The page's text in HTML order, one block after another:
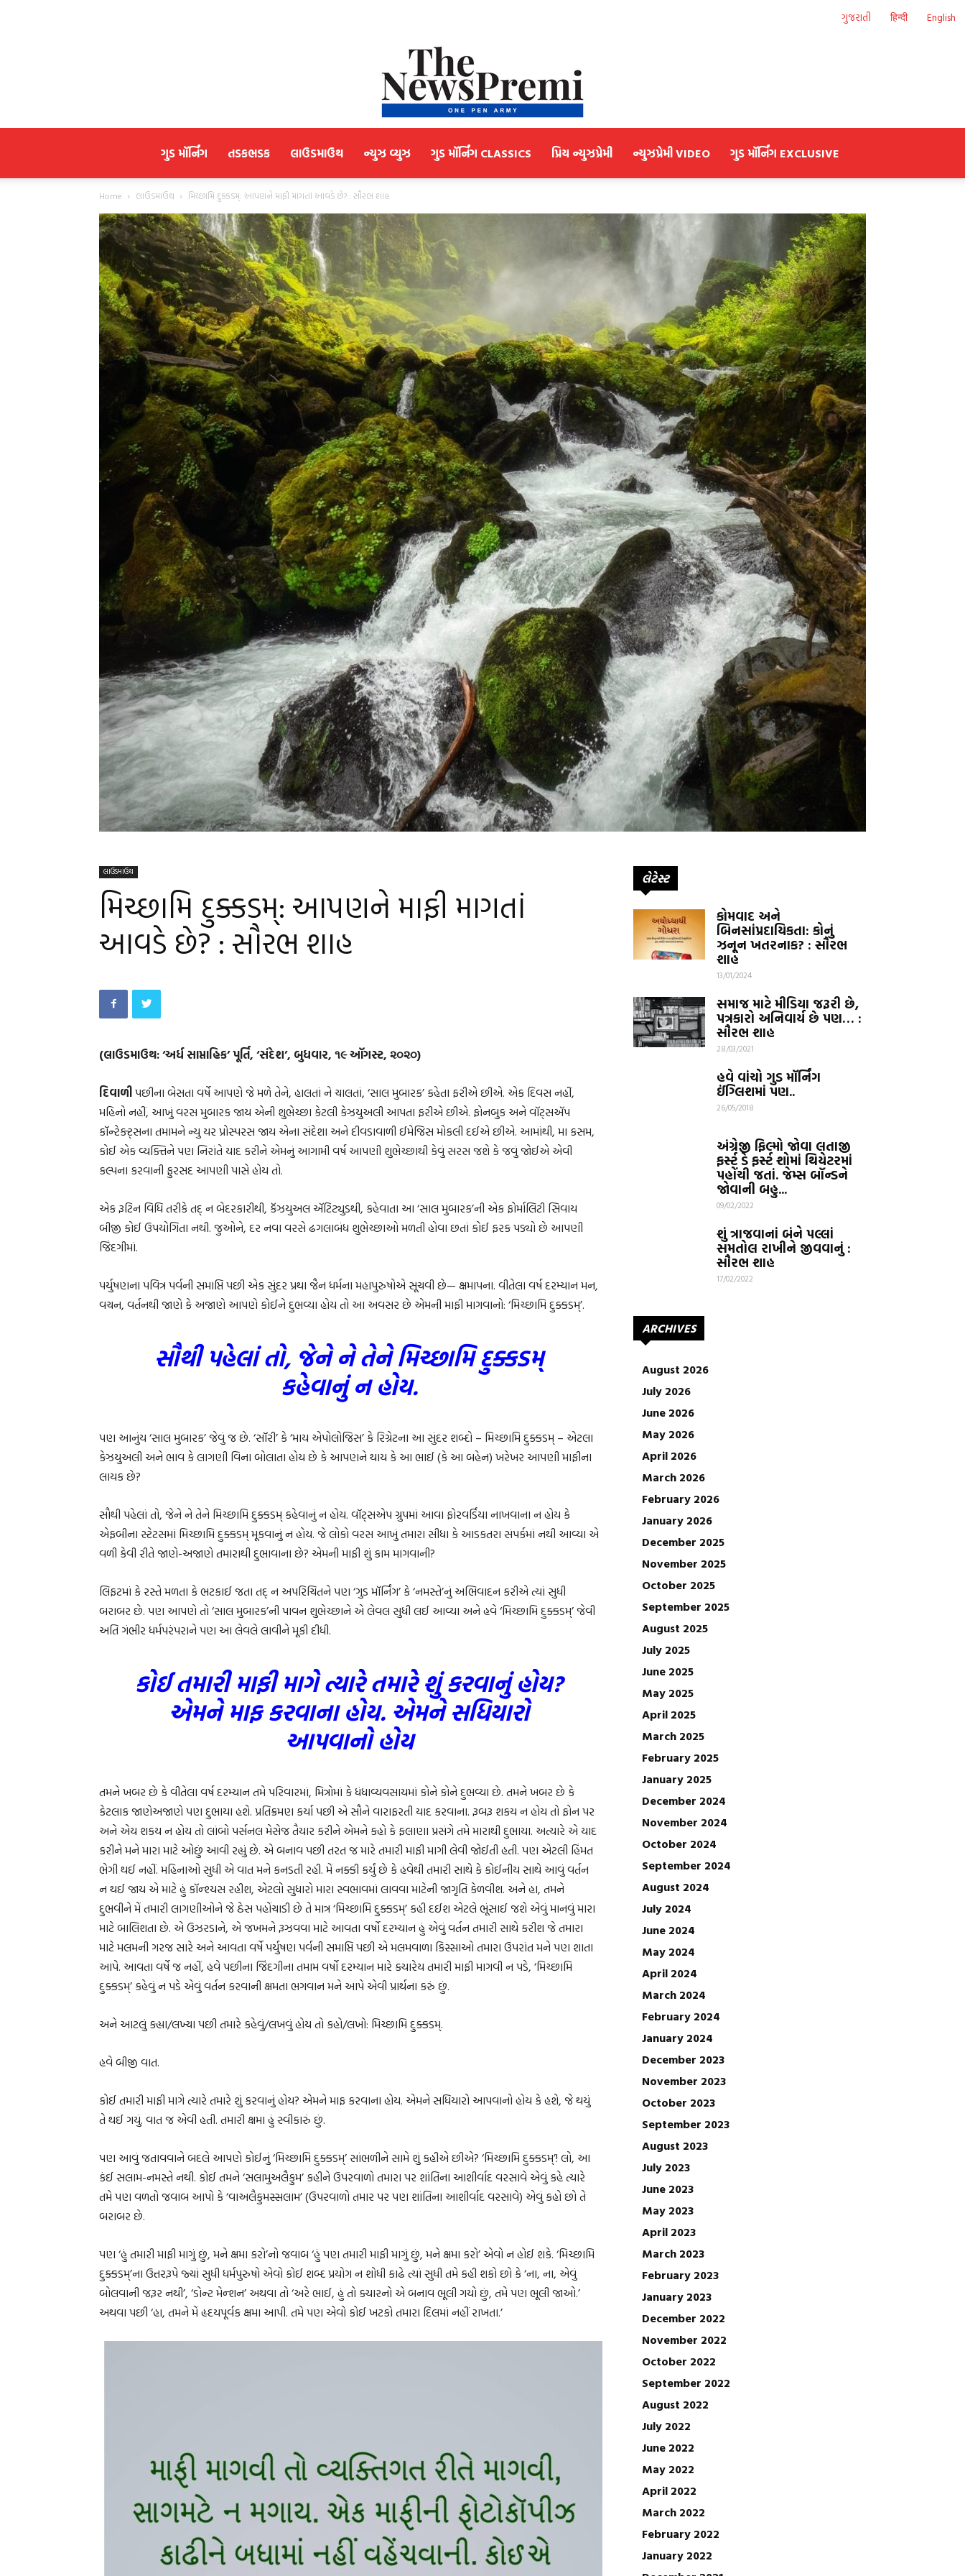
ગુજરાતી हिन्दी English
ગુડ મૉર્નિંગ તડકભડક લાઉડમાઉથ ન્યુઝ વ્યુઝ ગુડ મૉર્નિંગ CLASSICS પ્રિય ન્યુઝપ્રેમી ન્યુઝપ્રેમી VIDEO ગુડ મૉર્નિંગ EXCLUSIVE
Home લાઉડમાઉથ મિચ્છામિ દુક્કડમ્: આપણને માફી માગતાં આવડે છે? : સૌરભ શાહ
લાઉડમાઉથ
મિચ્છામિ દુક્કડમ્: આપણને માફી માગતાં
આવડે છે? : સૌરભ શાહ
(લાઉડમાઉથ: ‘અર્ધ સાપ્તાહિક’ પૂર્તિ, ‘સંદેશ’, બુધવાર, ૧૯ ઑગસ્ટ, ૨૦૨૦)
દિવાળીપછીના બેસતા વર્ષે આપણે જે મળે તેને, હાલતાં ને ચાલતાં, ‘સાલ મુબારક’ કહેતા ફરીએ છીએ. એક દિવસ નહીં,
મહિનો નહીં, આખું વરસ મુબારક જાય એની શુભેચ્છા કેટલી કેઝયુઅલી આપતા ફરીએ છીએ. ફોનબુક અને વૉટ્સઍપ
કૉન્ટેક્ટ્સના તમામને ન્યુ યર પ્રોસ્પરસ જાય એના સંદેશા અને દીવડાવાળી ઈમેજિસ મોકલી દઈએ છીએ. આમાંથી, મા કસમ,
કોઈ એક વ્યક્તિને પણ નિરાંતે યાદ કરીને એમનું આગામી વર્ષ આપણી શુભેચ્છાથી કેવું સરસ જશે કે જવું જોઈએ એવી
કલ્પના કરવાની ફુરસદ આપણી પાસે હોય તો.
એક રૂટિન વિધિ તરીકે તદ્ ન બેદરકારીથી, કૅઝયુઅલ ઍટિટ્યુડથી, કહેવાતા આ ‘સાલ મુબારક’ની એક ફોર્માલિટી સિવાય
બીજી કોઈ ઉપયોગિતા નથી. જુઓને, દર નવા વરસે ઢગલાબંધ શુભેચ્છાઓ મળતી હોવા છતાં કોઈ ફરક પડ્યો છે આપણી
જિંદગીમાં.
પર્યુષણના પવિત્ર પર્વની સમાપ્તિ પછી એક સુંદર પ્રથા જૈન ધર્મના મહાપુરુષોએ સૂચવી છે— ક્ષમાપના. વીતેલા વર્ષ દરમ્યાન મન,
વચન, વર્તનથી જાણે કે અજાણે આપણે કોઈને દુભવ્યા હોય તો આ અવસર છે એમની માફી માગવાનો: ‘મિચ્છામિ દુક્કડમ્’.
સૌથી પહેલાં તો, જેને ને તેને મિચ્છામિ દુક્કડમ્
કહેવાનું ન હોય.
પણ આનુંય ‘સાલ મુબારક’ જેવું જ છે. ‘સૉરી’ કે ‘માય એપોલોજિસ’ કે રિગ્રેટના આ સુંદર શબ્દો – મિચ્છામિ દુક્કડમ્ – એટલા
કેઝયુઅલી અને ભાવ કે લાગણી વિના બોલાતા હોય છે કે આપણને થાય કે આ ભાઈ (કે આ બહેન) ખરેખર આપણી માફીના
લાયક છે?
સૌથી પહેલાં તો, જેને ને તેને મિચ્છામિ દુક્કડમ્ કહેવાનું ન હોય. વૉટ્સએપ ગ્રુપમાં આવા ફોરવર્ડિયા નાખવાના ન હોય કે
એફબીના સ્ટેટસમાં મિચ્છામિ દુક્કડમ્ મૂકવાનું ન હોય. જે લોકો વરસ આખું તમારા સીધા કે આડકતરા સંપર્કમાં નથી આવ્યા એ
વળી કેવી રીતે જાણે-અજાણે તમારાથી દુભાવાના છે? એમની માફી શું કામ માગવાની?
લિફટમાં કે રસ્તે મળતા કે ભટકાઈ જતા તદ્ ન અપરિચિતને પણ ‘ગુડ મૉર્નિંગ’ કે ‘નમસ્તે’નું અભિવાદન કરીએ ત્યાં સુધી
બરાબર છે. પણ આપણે તો ‘સાલ મુબારક’ની પાવન શુભેચ્છાને એ લેવલ સુધી લઈ આવ્યા અને હવે ‘મિચ્છામિ દુક્કડમ્’ જેવી
અતિ ગંભીર ધર્મપરંપરાને પણ આ લેવલે લાવીને મૂકી દીધી.
કોઈ તમારી માફી માગે ત્યારે તમારે શું કરવાનું હોય?
એમને માફ કરવાના હોય. એમને સધિયારો
આપવાનો હોય
તમને ખબર છે કે વીતેલા વર્ષ દરમ્યાન તમે પરિવારમાં, મિત્રોમાં કે ધંધાવ્યવસાયમાં કોને કોને દુભવ્યા છે. તમને ખબર છે કે
કેટલાક જાણેઅજાણે પણ દુભાયા હશે. પ્રતિક્રમણ કર્યા પછી એ સૌને વારાફરતી યાદ કરવાના. રૂબરૂ શકય ન હોય તો ફોન પર
અને એય શકય ન હોય તો લાંબો પર્સનલ મેસેજ તૈયાર કરીને એમને કહો કે ફલાણા પ્રસંગે તમે મારાથી દુભાયા. અત્યારે એ યાદ
કરીને મને મારા માટે ઓછું આવી રહ્યું છે. એ બનાવ પછી તરત જ મારે તમારી માફી માગી લેવી જોઈતી હતી. પણ એટલી હિંમત
ભેગી થઈ નહીં. મહિનાઓ સુધી એ વાત મને કનડતી રહી. મેં નક્કી કર્યું છે કે હવેથી તમારી સાથે કે કોઈનીય સાથે આવું વર્તન
ન થઈ જાય એ માટે હું કૉન્શ્યસ રહીશ, એટલો સુધારો મારા સ્વભાવમાં લાવવા માટેની જાગૃતિ કેળવીશ. અને હા, તમને
દુભવીને મેં તમારી લાગણીઓને જે ઠેસ પહોંચાડી છે તે માત્ર ‘મિચ્છામિ દુક્કડમ્’ કહી દઈશ એટલે ભૂંસાઈ જશે એવું માનવું મારા
માટે બાલિશતા છે. એ ઉઝરડાને, એ જખમને રૂઝવવા માટે આવતા વર્ષો દરમ્યાન હું એવું વર્તન તમારી સાથે કરીશ જે તમારા
માટે મલમની ગરજ સારે અને આવતા વર્ષે પર્યુષણ પર્વની સમાપ્તિ પછી એ મલમવાળા કિસ્સાઓ તમારા ઉપરાંત મને પણ શાતા
આપે. આવતા વર્ષે જ નહીં, હવે પછીના જિંદગીના તમામ વર્ષો દરમ્યાન મારે ક્યારેય તમારી માફી માગવી ન પડે, ‘મિચ્છામિ
દુક્કડમ્’ કહેવું ન પડે એવું વર્તન કરવાની ક્ષમતા ભગવાન મને આપે એવી પ્રાર્થના કરું છું.
અને આટલું કહ્યા/લખ્યા પછી તમારે કહેવું/લખવું હોય તો કહો/લખો: મિચ્છામિ દુક્કડમ્.
હવે બીજી વાત.
કોઈ તમારી માફી માગે ત્યારે તમારે શું કરવાનું હોય? એમને માફ કરવાના હોય. એમને સધિયારો આપવાનો હોય કે હશે, જે થયું
તે થઈ ગયું. વાત જ એવી હતી. તમારી ક્ષમા હું સ્વીકારું છું.
પણ આવું જતાવવાને બદલે આપણે કોઈનું ‘મિચ્છામિ દુક્કડમ્’ સાંભળીને સામે શું કહીએ છીએ? ‘મિચ્છામિ દુક્કડમ્’! લો, આ
કંઈ સલામ-નમસ્તે નથી. કોઈ તમને ‘સલામુઅલૈકુમ’ કહીને ઉપરવાળો તમારા પર શાંતિના આશીર્વાદ વરસાવે એવું કહે ત્યારે
તમે પણ વળતો જવાબ આપો કે ‘વાઅલૈકુમસ્સલામ’ (ઉપરવાળો તમાર પર પણ શાંતિના આશીર્વાદ વરસાવે) એવું કહો છો તે
બરાબર છે.
પણ ‘હું તમારી માફી માગું છું, મને ક્ષમા કરો’નો જવાબ ‘હું પણ તમારી માફી માગું છું, મને ક્ષમા કરો’ એવો ન હોઈ શકે. ‘મિચ્છામિ
દુક્કડમ્’ના ઉત્તરરૂપે જ્યાં સુધી ધર્મપુરુષો એવો કોઈ શબ્દ પ્રયોગ ન શોધી કાઢે ત્યાં સુધી તમે કહી શકો છો કે ‘ના, ના, એવું
બોલવાની જરૂર નથી’, ‘ડોન્ટ મેન્શન’ અથવા તો ‘અરે ભાઈ, હું તો ક્યારનો એ બનાવ ભૂલી ગયો છું, તમે પણ ભૂલી જાઓ.’
અથવા પછી ‘હા, તમને મેં હૃદયપૂર્વક ક્ષમા આપી. તમે પણ એવો કોઈ ખટકો તમારા દિલમાં નહીં રાખતા.’
લેટેસ્ટ
કોમવાદ અને
બિનસાંપ્રદાયિકતા: કોનું
ઝનૂન ખતરનાક? : સૌરભ
શાહ
13/01/2024
સમાજ માટે મીડિયા જરૂરી છે,
પત્રકારો અનિવાર્ય છે પણ… :
સૌરભ શાહ
28/03/2021
હવે વાંચો ગુડ મૉર્નિંગ
ઈંગ્લિશમાં પણ..
26/05/2018
અંગ્રેજી ફિલ્મો જોવા લતાજી
ફર્સ્ટ ડે ફર્સ્ટ શોમાં થિયેટરમાં
પહોંચી જતાં. જેમ્સ બૉન્ડને
જોવાની બહુ...
09/02/2022
શું ત્રાજવાનાં બંને પલ્લાં
સમતોલ રાખીને જીવવાનું :
સૌરભ શાહ
17/02/2022
ARCHIVES
August 2026
July 2026
June 2026
May 2026
April 2026
March 2026
February 2026
January 2026
December 2025
November 2025
October 2025
September 2025
August 2025
July 2025
June 2025
May 2025
April 2025
March 2025
February 2025
January 2025
December 2024
November 2024
October 2024
September 2024
August 2024
July 2024
June 2024
May 2024
April 2024
March 2024
February 2024
January 2024
December 2023
November 2023
October 2023
September 2023
August 2023
July 2023
June 2023
May 2023
April 2023
March 2023
February 2023
January 2023
December 2022
November 2022
October 2022
September 2022
August 2022
July 2022
June 2022
May 2022
April 2022
March 2022
February 2022
January 2022